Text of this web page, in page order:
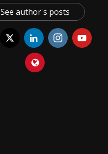
See author's posts